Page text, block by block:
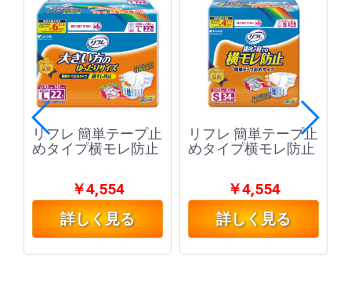
リフレ 簡単テープ止
めタイプ横モレ防止
￥4,554
詳しく見る
リフレ 簡単テープ止
めタイプ横モレ防止
￥4,554
詳しく見る